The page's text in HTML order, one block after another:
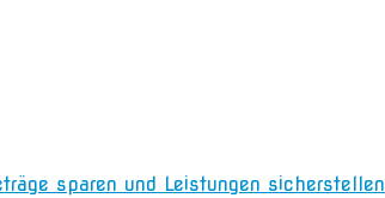
sparen und Leistungen sicherstellen